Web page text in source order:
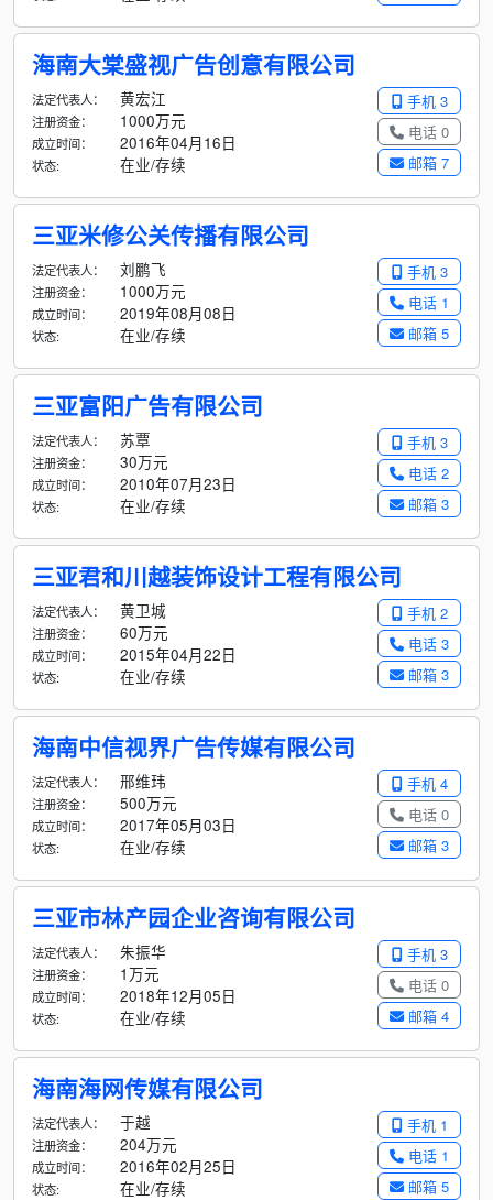
海南大棠盛视广告创意有限公司
手机 3
电话 0
邮箱 7
法定代表人： 黄宏江
注册资金： 1000万元
成立时间： 2016年04月16日
状态: 在业/存续
三亚米修公关传播有限公司
手机 3
电话 1
邮箱 5
法定代表人： 刘鹏飞
注册资金： 1000万元
成立时间： 2019年08月08日
状态: 在业/存续
三亚富阳广告有限公司
手机 3
电话 2
邮箱 3
法定代表人： 苏覃
注册资金： 30万元
成立时间： 2010年07月23日
状态: 在业/存续
三亚君和川越装饰设计工程有限公司
手机 2
电话 3
邮箱 3
法定代表人： 黄卫城
注册资金： 60万元
成立时间： 2015年04月22日
状态: 在业/存续
海南中信视界广告传媒有限公司
手机 4
电话 0
邮箱 3
法定代表人： 邢维玮
注册资金： 500万元
成立时间： 2017年05月03日
状态: 在业/存续
三亚市林产园企业咨询有限公司
手机 3
电话 0
邮箱 4
法定代表人： 朱振华
注册资金： 1万元
成立时间： 2018年12月05日
状态: 在业/存续
海南海网传媒有限公司
手机 1
电话 1
邮箱 5
法定代表人： 于越
注册资金： 204万元
成立时间： 2016年02月25日
状态: 在业/存续